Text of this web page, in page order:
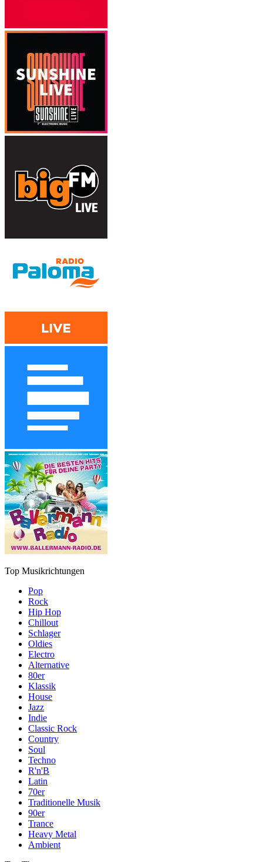
Top Musikrichtungen
Pop
Rock
Hip Hop
Chillout
Schlager
Oldies
Electro
Alternative
80er
Klassik
House
Jazz
Indie
Classic Rock
Country
Soul
Techno
R'n'B
Latin
70er
Traditionelle Musik
90er
Trance
Heavy Metal
Ambient